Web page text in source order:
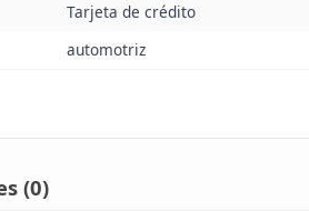
Tarjeta de crédito
automotriz
(0)